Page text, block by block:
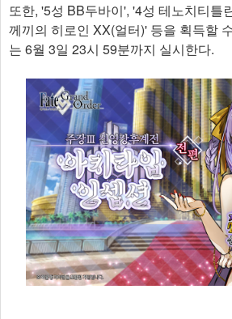
또한, '5성 BB두바이', '4성 테노치티틀
께끼의 히로인 XX(얼터)' 등을 획득할
는 6월 3일 23시 59분까지 실시한다.